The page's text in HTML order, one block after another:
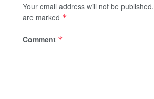
Your email address will not be published.
are marked *
Comment *